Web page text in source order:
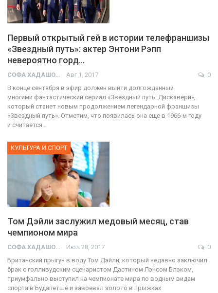
Первый открытый гей в истории телефраншизы
«Звездный путь»: актер Энтони Рэпп
невероятно горд…
СОФА ХАДАШОТ Авг 1, 2017
0
В конце сентября в эфир должен выйти долгожданный
многими фантастический сериал «Звездный путь: Дискавери»,
который станет новым продолжением легендарной франшизы
«Звездный путь». Отметим, что появилась она еще в 1966-м году
и считается…
КУЛЬТУРА И СПОРТ
Том Дэйли заслужил медовый месяц, став
чемпионом мира
СОФА ХАДАШОТ Июл 28, 2017
0
Британский прыгун в воду Том Дэйли, который недавно заключил
брак с голливудским сценаристом Дастином Лэнсом Блэком,
триумфально выступил на чемпионате мира по водным видам
спорта в Будапетше и завоевал золото в прыжках